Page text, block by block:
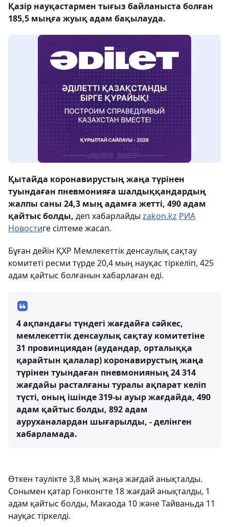
Қазір науқастармен тығыз байланыста болған
185,5 мыңға жуық адам бақылауда.
Қытайда коронавирустың жаңа түрінен
туындаған пневмонияға шалдыққандардың
жалпы саны 24,3 мың адамға жетті, 490 адам
қайтыс болды, деп хабарлайды zakon.kz РИА
Новостиге сілтеме жасап.
Бұған дейін ҚХР Мемлекеттік денсаулық сақтау
комитеті ресми түрде 20,4 мың науқас тіркеліп, 425
адам қайтыс болғанын хабарлаған еді.
4 ақпандағы түндегі жағдайға сәйкес,
мемлекеттік денсаулық сақтау комитетіне
31 провинциядан (аудандар, орталыққа
қарайтын қалалар) коронавирустың жаңа
түрінен туындаған пневмонияның 24 314
жағдайы расталғаны туралы ақпарат келіп
түсті, оның ішінде 319-ы ауыр жағдайда, 490
адам қайтыс болды, 892 адам
ауруханалардан шығарылды, - делінген
хабарламада.
Өткен тәулікте 3,8 мың жаңа жағдай анықталды.
Сонымен қатар Гонконгте 18 жағдай анықталды, 1
адам қайтыс болды, Макаода 10 және Тайваньда 11
науқас тіркелді.